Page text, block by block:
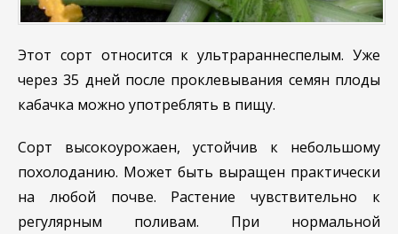
Этот сорт относится к ультрараннеспелым. Уже
через 35 дней после проклевывания семян плоды
кабачка можно употреблять в пищу.
Сорт высокоурожаен, устойчив к небольшому
похолоданию. Может быть выращен практически
на любой почве. Растение чувствительно к
регулярным поливам. При нормальной